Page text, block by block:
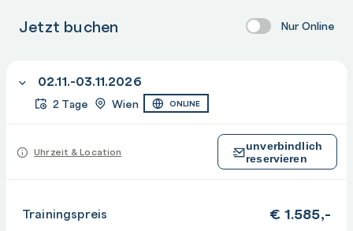
Jetzt buchen Nur Online
02.11.-03.11.2026
2 Tage Wien ONLINE
Uhrzeit & Location
unverbindlich
reservieren
Trainingspreis € 1.585,-